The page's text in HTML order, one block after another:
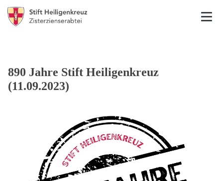
890 Jahre Stift Heiligenkreuz
(11.09.2023)